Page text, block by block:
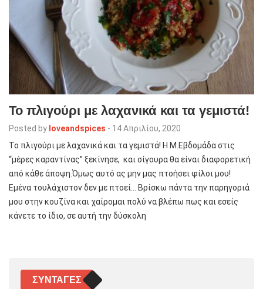
Το πλιγούρι με λαχανικά και τα γεμιστά!
Posted by loveandspices - 14 Απριλίου, 2020
Το πλιγούρι με λαχανικά και τα γεμιστά! Η Μ.Εβδομάδα στις
“μέρες καραντίνας” ξεκίνησε, και σίγουρα θα είναι διαφορετική
από κάθε άποψη.Όμως αυτό ας μην μας πτοήσει φίλοι μου!
Εμένα τουλάχιστον δεν με πτοεί… Βρίσκω πάντα την παρηγοριά
μου στην κουζίνα και χαίρομαι πολύ να βλέπω πως και εσείς
κάνετε το ίδιο, σε αυτή την δύσκολη
ΣΥΝΤΑΓΈΣ